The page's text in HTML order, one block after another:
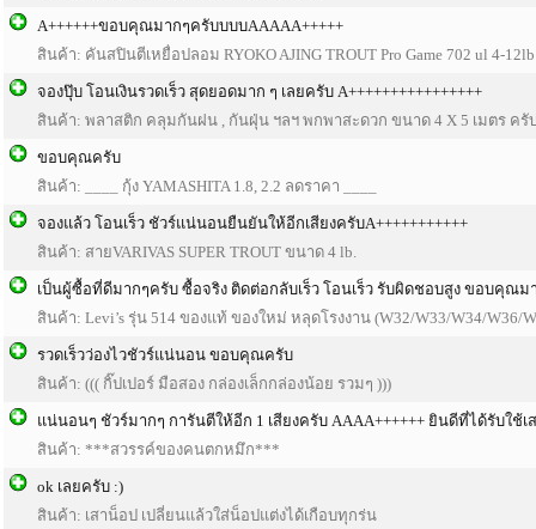
A++++++ขอบคุณมากๆครับบบบAAAAA+++++
สินค้า: คันสปินตีเหยื่อปลอม RYOKO AJING TROUT Pro Game 702 ul 4-12lb
จองปุ๊บ โอนเงินรวดเร็ว สุดยอดมาก ๆ เลยครับ A++++++++++++++++
สินค้า: พลาสติก คลุมกันฝน , กันฝุ่น ฯลฯ พกพาสะดวก ขนาด 4 X 5 เมตร ครั
ขอบคุณครับ
สินค้า: ____ กุ้ง YAMASHITA 1.8, 2.2 ลดราคา ____
จองแล้ว โอนเร็ว ชัวร์แน่นอนยืนยันให้อีกเสียงครับA+++++++++++
สินค้า: สายVARIVAS SUPER TROUT ขนาด 4 lb.
เป็นผู้ซื้อที่ดีมากๆครับ ซื้อจริง ติดต่อกลับเร็ว โอนเร็ว รับผิดชอบสูง ขอบคุณม
สินค้า: Levi’s รุ่น 514 ของแท้ ของใหม่ หลุดโรงงาน (W32/W33/W34/W36/
รวดเร็วว่องไวชัวร์แน่นอน ขอบคุณครับ
สินค้า: ((( กิ๊ปเปอร์ มือสอง กล่องเล็กกล่องน้อย รวมๆ )))
แน่นอนๆ ชัวร์มากๆ การันตีให้อีก 1 เสียงครับ AAAA++++++ ยินดีที่ได้รับใช้
สินค้า: ***สวรรค์ของคนตกหมึก***
ok เลยครับ :)
สินค้า: เสาน็อป เปลี่ยนแล้วใส่น็อปแต่งได้เกือบทุกร่น